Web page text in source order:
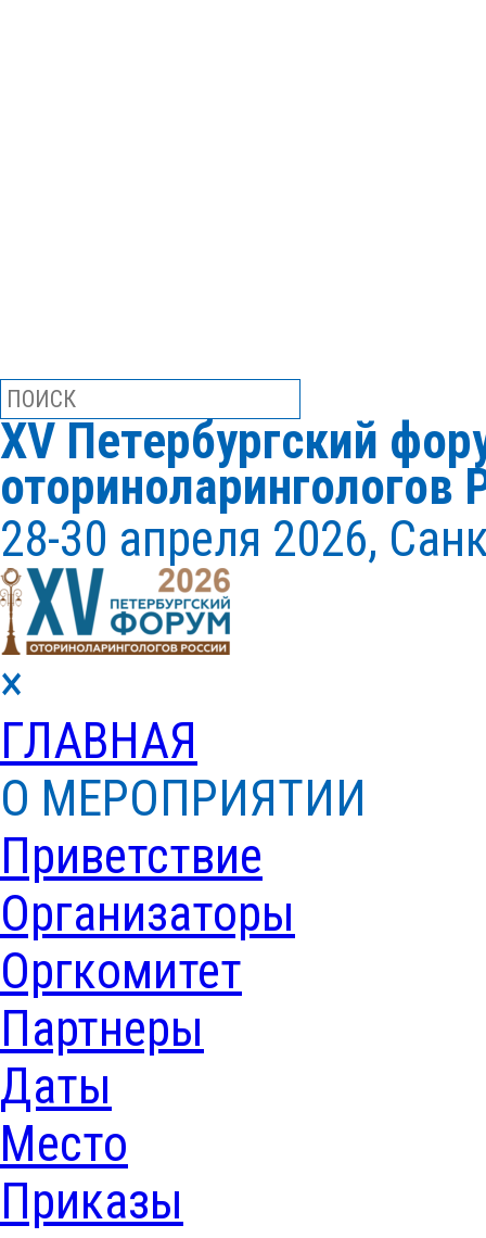
XV Петербургский
оториноларингологов
28-30 апреля 2026,
×
ГЛАВНАЯ
О МЕРОПРИЯТИИ
Приветствие
Организаторы
Оргкомитет
Партнеры
Даты
Место
Приказы